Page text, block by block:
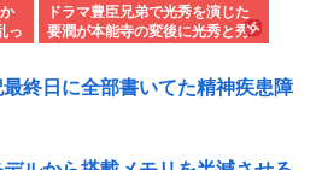
っ
ドラマ豊臣兄弟で光秀を演じた
要潤が本能寺の変後に光秀と秀
終日に全部書いてた精神疾患障